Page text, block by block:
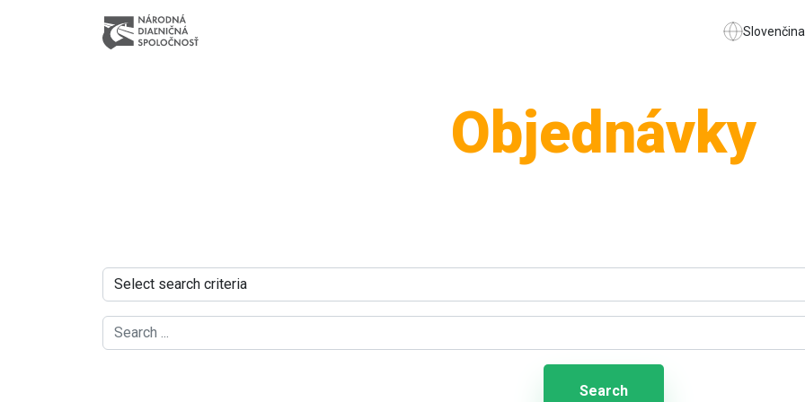
Slovenčina
Objednávky
Search